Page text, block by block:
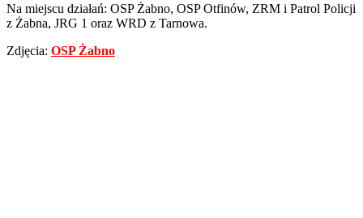
Na miejscu działań: OSP Żabno, OSP Otfinów, ZRM i Patrol Policji
z Żabna, JRG 1 oraz WRD z Tarnowa.
Zdjęcia: OSP Żabno